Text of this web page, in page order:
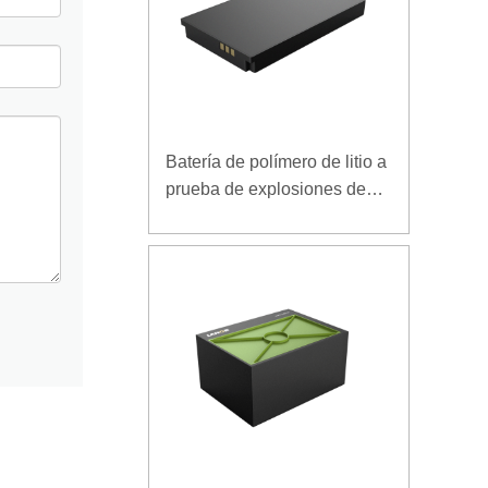
Batería de polímero de litio a
prueba de explosiones de
móvil especial